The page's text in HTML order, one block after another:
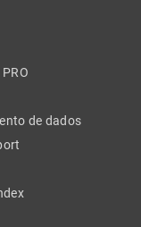
de dados